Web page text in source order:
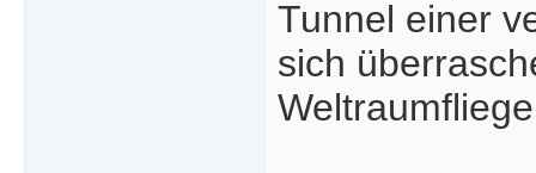
Tunnel einer
sich